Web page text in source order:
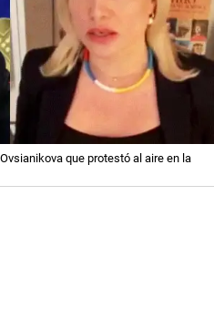
que protestó al aire en la